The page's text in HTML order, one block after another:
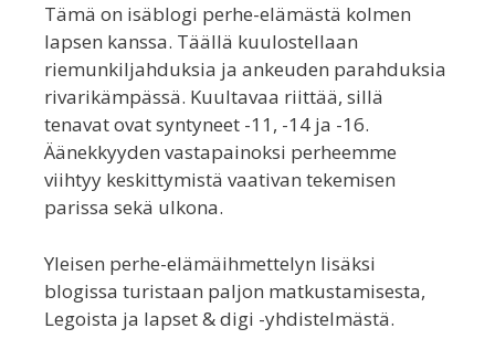
Tämä on isäblogi perhe-elämästä kolmen
lapsen kanssa. Täällä kuulostellaan
riemunkiljahduksia ja ankeuden parahduksia
rivarikämpässä. Kuultavaa riittää, sillä
tenavat ovat syntyneet -11, -14 ja -16.
Äänekkyyden vastapainoksi perheemme
viihtyy keskittymistä vaativan tekemisen
parissa sekä ulkona.
Yleisen perhe-elämäihmettelyn lisäksi
blogissa turistaan paljon matkustamisesta,
Legoista ja lapset & digi -yhdistelmästä.